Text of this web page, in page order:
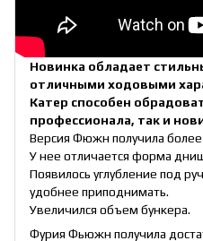
Новинка обладает
отличными ходовыми
Катер способен
профессионала, так и
Версия Фюжн получила
У нее отличается форма
Появилось углубление под
удобнее приподнимать.
Увеличился объем бункера.
Фурия Фьюжн получила